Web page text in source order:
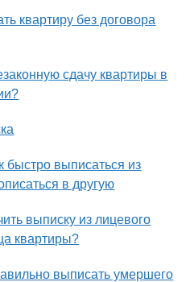
квартиру без договора
сдачу квартиры в
быстро выписаться из
в другую
выписку из лицевого
квартиры?
выписать умершего